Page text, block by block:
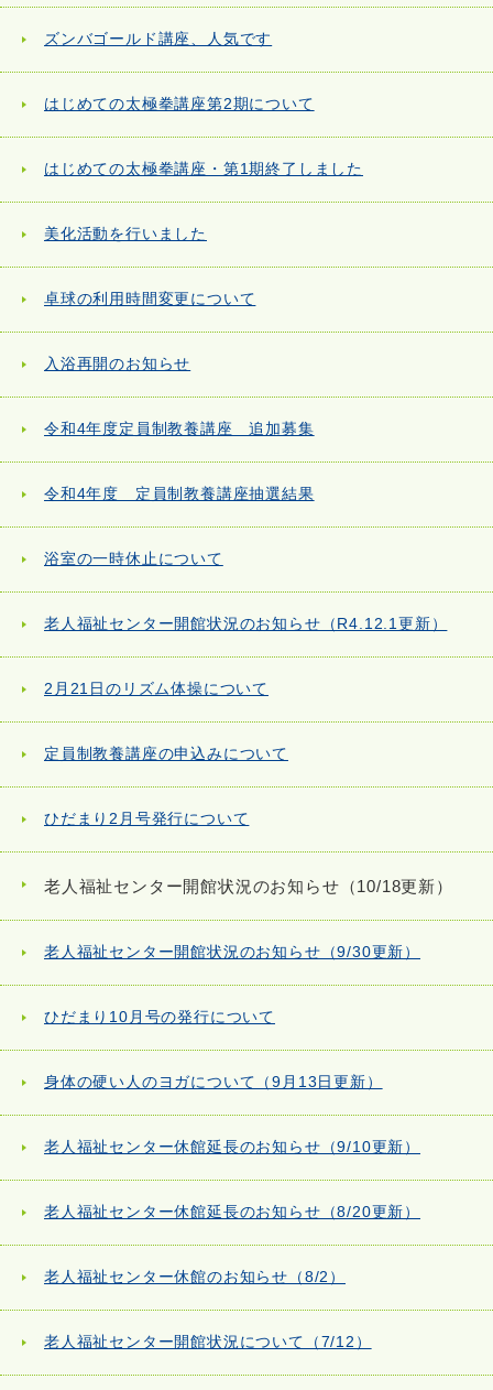
ズンバゴールド講座、人気です
はじめての太極拳講座第2期について
はじめての太極拳講座・第1期終了しました
美化活動を行いました
卓球の利用時間変更について
入浴再開のお知らせ
令和4年度定員制教養講座 追加募集
令和4年度 定員制教養講座抽選結果
浴室の一時休止について
老人福祉センター開館状況のお知らせ（R4.12.1更新）
2月21日のリズム体操について
定員制教養講座の申込みについて
ひだまり2月号発行について
老人福祉センター開館状況のお知らせ（10/18更新）
老人福祉センター開館状況のお知らせ（9/30更新）
ひだまり10月号の発行について
身体の硬い人のヨガについて（9月13日更新）
老人福祉センター休館延長のお知らせ（9/10更新）
老人福祉センター休館延長のお知らせ（8/20更新）
老人福祉センター休館のお知らせ（8/2）
老人福祉センター開館状況について（7/12）